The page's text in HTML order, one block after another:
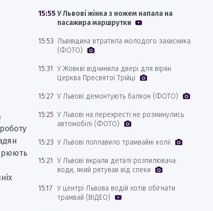
15:55 У Львові жінка з ножем напала на
пасажира маршрутки
15:53 Львівщина втратила молодого захисника
(ФОТО)
15:31 У Жовкві відчинила двері для вірян
Церква Пресвятої Трійці
15:27 У Львові демонтують балкон (ФОТО)
15:25 У Львові на перехресті не розминулись
автомобілі (ФОТО)
15:23 У Львові поплавило трамвайні колії
15:21 У Львові вкрали деталі розпилювача
води, який рятував від спеки
15:17 У центрі Львова водій хотів обігнати
трамвай (ВІДЕО)